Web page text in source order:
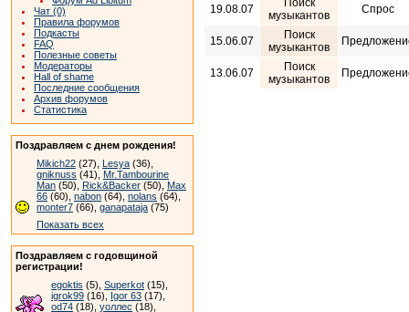
Чат (0)
Правила форумов
Подкасты
FAQ
Полезные советы
Модераторы
Hall of shame
Последние сообщения
Архив форумов
Статистика
Поздравляем с днем рождения!
Mikich22 (27), Lesya (36),
gniknuss (41), Mr.Tambourine
Man (50), Rick&Backer (50), Max
66 (60), nabon (64), nolans (64),
monter7 (66), ganapataja (75)
Показать всех
Поздравляем с годовщиной
регистрации!
egoktis (5), Superkot (15),
igrok99 (16), Igor 63 (17),
od74 (18), уоллес (18),
19.08.07
музыкантов
Спрос
15.06.07
Поиск
музыкантов
13.06.07
Поиск
музыкантов